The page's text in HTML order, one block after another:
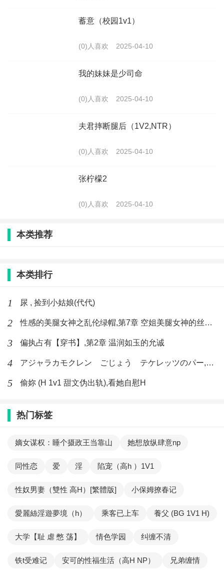
蓄意（校园1v1）
(0)人喜欢 2025-04-10
我的妹妹是少司命
(0)人喜欢 2025-04-10
夫君摔断腿后（1V2,NTR）
(0)人喜欢 2025-04-10
张柠檬2
(0)人喜欢 2025-04-10
本类推荐
本类排行
1 尿 , 捡到小姑娘(代代)
2 性感的美腿女神之乱伦绿帽,第7章 空姐美腿女神的丝袜足交
3 偏执占有【穿书】,第2章 温润如玉的允诚
4 アジャラカモクレン ごじょう テケレッツのパー,【No. 42 Rube Goldberg Machine】十四
5 偷妳 (H 1v1 甜文伪出轨),看她自慰H
热门标签
嫡女谋权：睡个摄政王当靠山 她想放纵肆意np
同性恋 爱 淫 陷宠（高h ）1V1
性奴男妻（雙性 高H）[繁體版] 小保姆撩春记
愛麗絲淫遊夢境（h） 乘客已上车 養父 (BG 1V1 H)
大学【耻 虐 憋 荡】 情色学园 纠缠不清
铁t受难记 安可的性福生活（高H NP） 兄弟缠情